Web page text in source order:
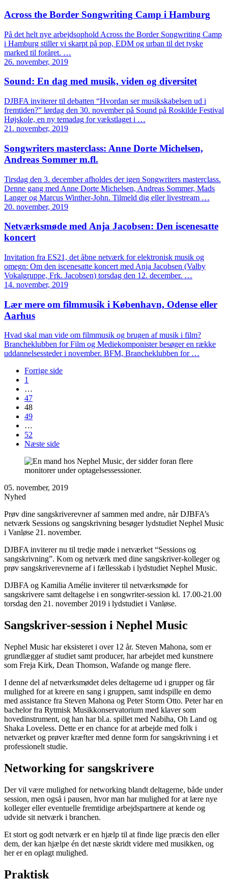
Across the Border Songwriting Camp i Hamburg
På det helt nye arbejdsophold Across the Border Songwriting Camp
i Hamburg stiller vi skarpt på pop, EDM og urban til det tyske
marked til foråret. …
26. november, 2019
Sound: En dag med musik, viden og diversitet
DJBFA inviterer til debatten “Hvordan ser musikskabelsen ud i
fremtiden?” lørdag den 30. november på Sound på Roskilde Festival
Højskole, en ny temadag for vækstlaget i …
21. november, 2019
Songwriters masterclass: Anne Dorte Michelsen,
Andreas Sommer m.fl.
Tirsdag den 3. december afholdes der igen Songwriters masterclass.
Denne gang med Anne Dorte Michelsen, Andreas Sommer, Mads
Langer og Marcus Winther-John. Tilmeld dig eller livestream …
20. november, 2019
Netværksmøde med Anja Jacobsen: Den iscenesatte
koncert
Invitation fra ES21, det åbne netværk for elektronisk musik og
omegn: Om den iscenesatte koncert med Anja Jacobsen (Valby
Vokalgruppe, Frk. Jacobsen) torsdag den 12. december. …
14. november, 2019
Lær mere om filmmusik i København, Odense eller
Aarhus
Hvad skal man vide om filmmusik og brugen af musik i film?
Brancheklubben for Film og Mediekomponister besøger en række
uddannelsessteder i november. BFM, Brancheklubben for …
Forrige side
1
…
47
48
49
…
52
Næste side
05. november, 2019
Nyhed
Prøv dine sangskriverevner af sammen med andre, når DJBFA’s
netværk Sessions og sangskrivning besøger lydstudiet Nephel Music
i Vanløse 21. november.
DJBFA inviterer nu til tredje møde i netværket “Sessions og
sangskrivning”. Kom og netværk med dine sangskriver-kolleger og
prøv sangskriverevnerne af i fællesskab i lydstudiet Nephel Music.
DJBFA og Kamilia Amélie inviterer til netværksmøde for
sangskrivere samt deltagelse i en songwriter-session kl. 17.00-21.00
torsdag den 21. november 2019 i lydstudiet i Vanløse.
Sangskriver-session i Nephel Music
Nephel Music har eksisteret i over 12 år. Steven Mahona, som er
grundlægger af studiet samt producer, har arbejdet med kunstnere
som Freja Kirk, Dean Thomson, Wafande og mange flere.
I denne del af netværksmødet deles deltagerne ud i grupper og får
mulighed for at kreere en sang i gruppen, samt indspille en demo
med assistance fra Steven Mahona og Peter Storm Otto. Peter har en
bachelor fra Rytmisk Musikkonservatorium med klaver som
hovedinstrument, og han har bl.a. spillet med Nabiha, Oh Land og
Shaka Loveless. Dette er en chance for at arbejde med folk i
netværket og prøver kræfter med denne form for sangskrivning i et
professionelt studie.
Networking for sangskrivere
Der vil være mulighed for networking blandt deltagerne, både under
session, men også i pausen, hvor man har mulighed for at lære nye
kolleger eller eventuelle fremtidige arbejdspartnere at kende og
udvide sit netværk i branchen.
Et stort og godt netværk er en hjælp til at finde lige præcis den eller
dem, der kan hjælpe én det næste skridt videre med musikken, og
her er en oplagt mulighed.
Praktisk